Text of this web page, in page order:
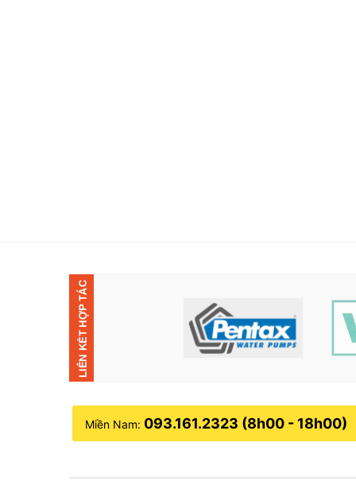
Miền Nam: 093.161.2323 (8h00 - 18h00)